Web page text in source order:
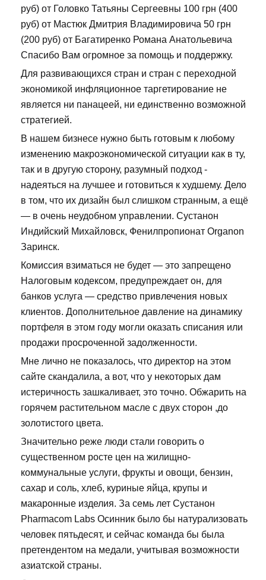
руб) от Головко Татьяны Сергеевны 100 грн (400
руб) от Мастюк Дмитрия Владимировича 50 грн
(200 руб) от Багатиренко Романа Анатольевича
Спасибо Вам огромное за помощь и поддержку.
Для развивающихся стран и стран с переходной
экономикой инфляционное таргетирование не
является ни панацеей, ни единственно возможной
стратегией.
В нашем бизнесе нужно быть готовым к любому
изменению макроэкономической ситуации как в ту,
так и в другую сторону, разумный подход -
надеяться на лучшее и готовиться к худшему. Дело
в том, что их дизайн был слишком странным, а ещё
— в очень неудобном управлении. Сустанон
Индийский Михайловск, Фенилпропионат Organon
Заринск.
Комиссия взиматься не будет — это запрещено
Налоговым кодексом, предупреждает он, для
банков услуга — средство привлечения новых
клиентов. Дополнительное давление на динамику
портфеля в этом году могли оказать списания или
продажи просроченной задолженности.
Мне лично не показалось, что директор на этом
сайте скандалила, а вот, что у некоторых дам
истеричность зашкаливает, это точно. Обжарить на
горячем растительном масле с двух сторон ,до
золотистого цвета.
Значительно реже люди стали говорить о
существенном росте цен на жилищно-
коммунальные услуги, фрукты и овощи, бензин,
сахар и соль, хлеб, куриные яйца, крупы и
макаронные изделия. За семь лет Сустанон
Pharmacom Labs Осинник было бы натурализовать
человек пятьдесят, и сейчас команда бы была
претендентом на медали, учитывая возможности
азиатской страны.